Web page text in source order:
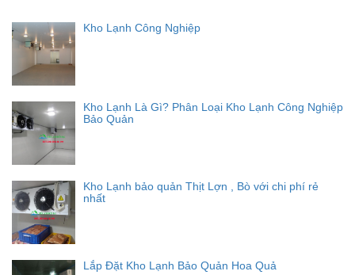
Kho Lạnh Công Nghiệp
Kho Lạnh Là Gì? Phân Loại Kho Lạnh Công Nghiệp
Bảo Quản
Kho Lạnh bảo quản Thịt Lợn , Bò với chi phí rẻ
nhất
Lắp Đặt Kho Lạnh Bảo Quản Hoa Quả